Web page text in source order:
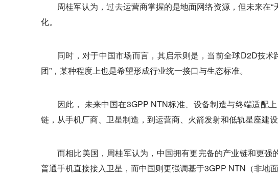
周桂军认为，过去运营商掌握的是地面网络资源，但未来在
化。
同时，对于中国市场而言，其启示则是，当前全球D2D技
团”，某种程度上也是希望形成行业统一接口与生态标准。
因此， 未来中国在3GPP NTN标准、设备制造与终端适配
链，从手机厂商、卫星制造，到运营商、火箭发射和低轨星座建设
而相比美国，周桂军认为，中国拥有更完备的产业链和更强
普通手机直接接入卫星，而中国则更强调基于3GPP NTN（非地